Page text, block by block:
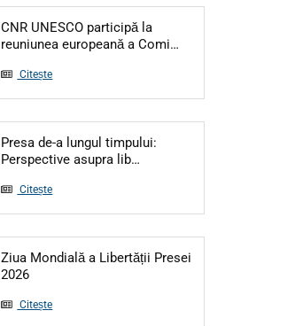
CNR UNESCO participă la
reuniunea europeană a Comi…
Citește
Presa de-a lungul timpului:
Perspective asupra lib…
Citește
Ziua Mondială a Libertății Presei
2026Articol: Ziua Mondială a Libertății Presei
Citește